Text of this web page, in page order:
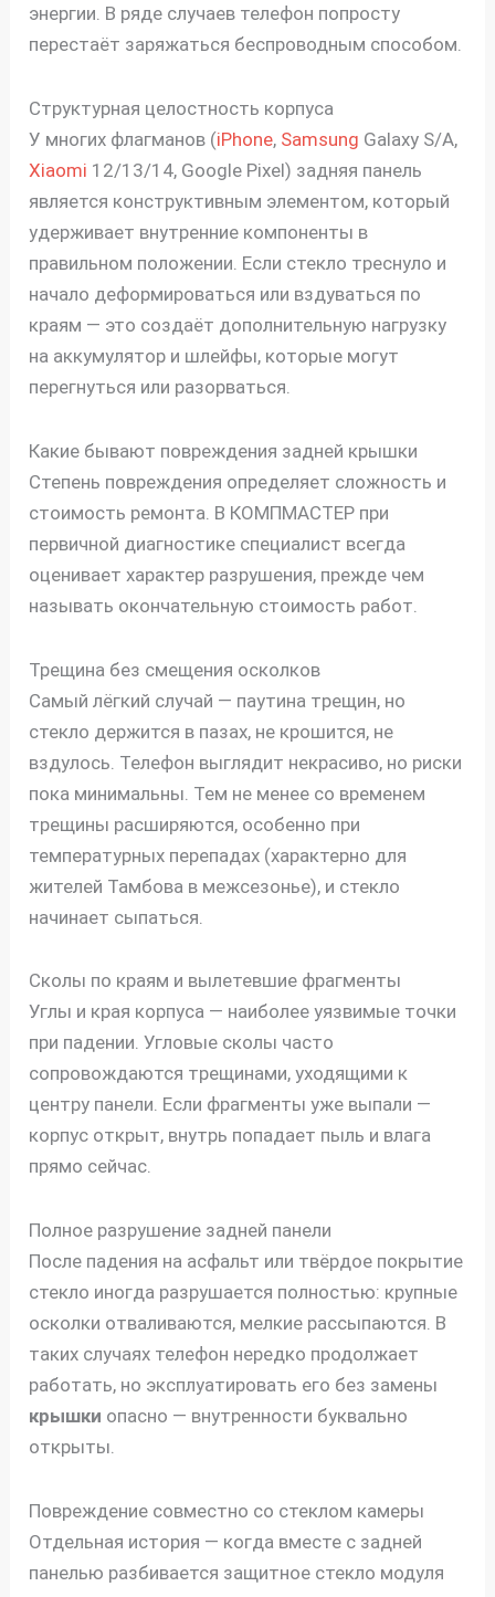
энергии. В ряде случаев телефон попросту
перестаёт заряжаться беспроводным способом.
Структурная целостность корпуса
У многих флагманов (iPhone, Samsung Galaxy S/A,
Xiaomi 12/13/14, Google Pixel) задняя панель
является конструктивным элементом, который
удерживает внутренние компоненты в
правильном положении. Если стекло треснуло и
начало деформироваться или вздуваться по
краям — это создаёт дополнительную нагрузку
на аккумулятор и шлейфы, которые могут
перегнуться или разорваться.
Какие бывают повреждения задней крышки
Степень повреждения определяет сложность и
стоимость ремонта. В КОМПМАСТЕР при
первичной диагностике специалист всегда
оценивает характер разрушения, прежде чем
называть окончательную стоимость работ.
Трещина без смещения осколков
Самый лёгкий случай — паутина трещин, но
стекло держится в пазах, не крошится, не
вздулось. Телефон выглядит некрасиво, но риски
пока минимальны. Тем не менее со временем
трещины расширяются, особенно при
температурных перепадах (характерно для
жителей Тамбова в межсезонье), и стекло
начинает сыпаться.
Сколы по краям и вылетевшие фрагменты
Углы и края корпуса — наиболее уязвимые точки
при падении. Угловые сколы часто
сопровождаются трещинами, уходящими к
центру панели. Если фрагменты уже выпали —
корпус открыт, внутрь попадает пыль и влага
прямо сейчас.
Полное разрушение задней панели
После падения на асфальт или твёрдое покрытие
стекло иногда разрушается полностью: крупные
осколки отваливаются, мелкие рассыпаются. В
таких случаях телефон нередко продолжает
работать, но эксплуатировать его без замены
крышки опасно — внутренности буквально
открыты.
Повреждение совместно со стеклом камеры
Отдельная история — когда вместе с задней
панелью разбивается защитное стекло модуля